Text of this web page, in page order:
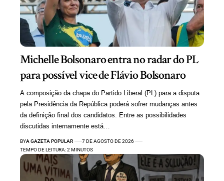
Michelle Bolsonaro entra no radar do PL
para possível vice de Flávio Bolsonaro
A composição da chapa do Partido Liberal (PL) para a disputa
pela Presidência da República poderá sofrer mudanças antes
da definição final dos candidatos. Entre as possibilidades
discutidas internamente está…
BYA GAZETA POPULAR
7 DE AGOSTO DE 2026
TEMPO DE LEITURA: 2 MINUTOS